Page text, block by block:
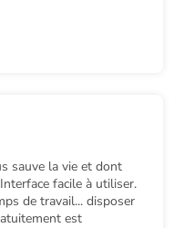
sauve la vie et dont
facile à utiliser.
de travail... disposer
est